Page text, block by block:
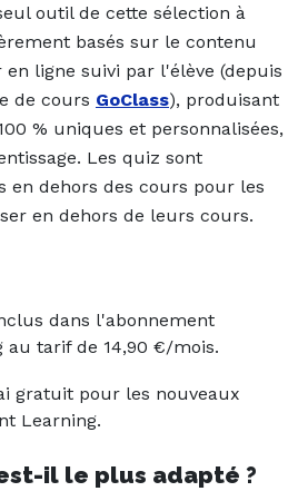
outil de cette sélection à
basés sur le contenu
ligne suivi par l'élève (depuis
de cours GoClass), produisant
% uniques et personnalisées,
Les quiz sont
en dehors des cours pour les
en dehors de leurs cours.
dans l'abonnement
au tarif de 14,90 €/mois.
gratuit pour les nouveaux
Learning.
il le plus adapté ?